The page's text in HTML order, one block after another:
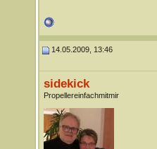
14.05.2009, 13:46
sidekick
Propellereinfachmitmir